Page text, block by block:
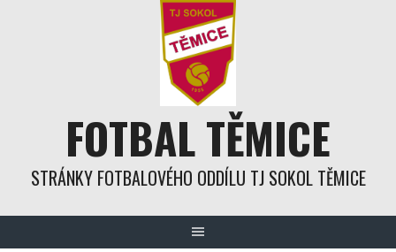
FOTBAL TĚMICE
STRÁNKY FOTBALOVÉHO ODDÍLU TJ SOKOL TĚMICE